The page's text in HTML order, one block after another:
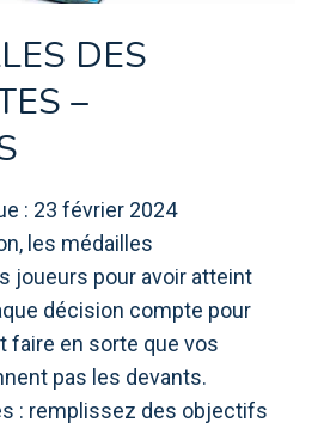
DES
–
: 23 février 2024
les médailles
joueurs pour avoir atteint
décision compte pour
faire en sorte que vos
pas les devants.
: remplissez des objectifs